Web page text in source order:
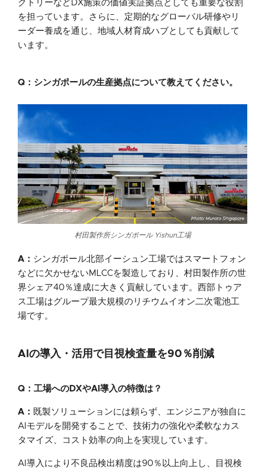
クトリーなどDX施策の価値実証拠点としても重要な役割
を担っています。さらに、定期的なグローバル研修やリ
ーダー養成を通じ、地域人材育成ハブとしても貢献して
います。
Q：シンガポールの生産拠点について教えてください。
村田製作所シンガポール Yishun工場
A： シンガポール北部イーシュン工場ではスマートフォン
などに欠かせないMLCCを製造しており、村田製作所の世
界シェア40％達成に大きく貢献しています。西部トゥア
ス工場はグループ最大規模のリチウムイオン二次電池工
場です。
AIの導入・活用で目視検査量を90％削減
Q：工場へのDXやAI導入の特徴は？
A： 既製ソリューションには頼らず、エンジニアが独自に
AIモデルを開発することで、技術力の強化や柔軟なカス
タマイズ、コスト効率の向上を実現しています。
AI導入により不良品検出精度は90％以上向上し、目視検